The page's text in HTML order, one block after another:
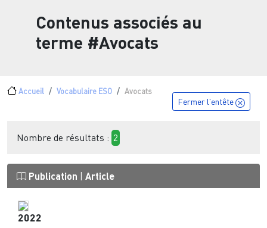
Contenus associés au
terme #Avocats
Fil d'Ariane
Accueil Vocabulaire ESO Avocats
Fermer l'entête
Nombre de résultats : 2
Publication Article
2022